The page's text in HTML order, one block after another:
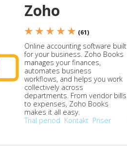
Zoho
★ ★ ★ ★ ★ (61)
Online accounting software built
for your business. Zoho Books
manages your finances,
automates business
workflows, and helps you work
collectively across
departments. From vendor bills
to expenses, Zoho Books
makes it all easy.
Trial period Kontakt Priser